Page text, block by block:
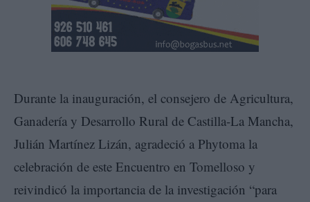
Durante la inauguración, el consejero de Agricultura,
Ganadería y Desarrollo Rural de Castilla-La Mancha,
Julián Martínez Lizán, agradeció a Phytoma la
celebración de este Encuentro en Tomelloso y
reivindicó la importancia de la investigación “para